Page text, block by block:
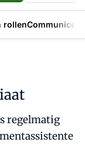
rollen
regelmatig